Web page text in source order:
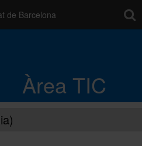
de Barcelona
Àrea TIC
de treball
UB